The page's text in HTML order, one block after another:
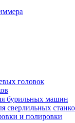
головок
бурильных машин
сверлильных
и полировки